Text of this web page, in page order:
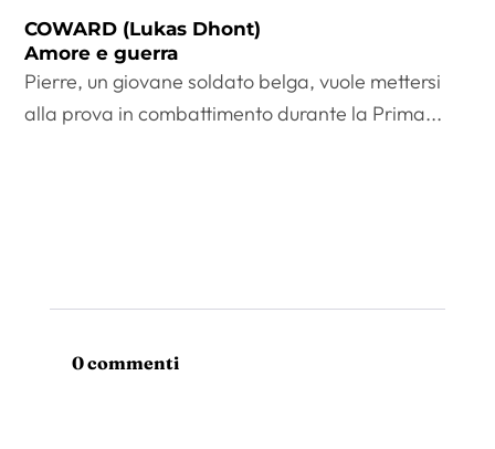
COWARD (Lukas Dhont)
Amore e guerra
Pierre, un giovane soldato belga, vuole mettersi
alla prova in combattimento durante la Prima...
0 commenti